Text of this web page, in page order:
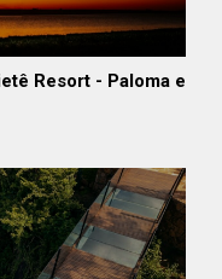
Resort - Paloma e